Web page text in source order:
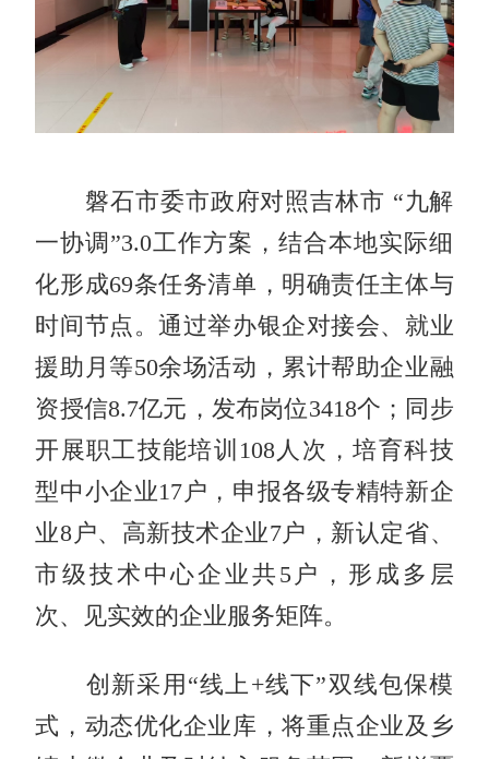
磐石市委市政府对照吉林市 “九解
一协调”3.0工作方案，结合本地实际细
化形成69条任务清单，明确责任主体与
时间节点。通过举办银企对接会、就业
援助月等50余场活动，累计帮助企业融
资授信8.7亿元，发布岗位3418个；同步
开展职工技能培训108人次，培育科技
型中小企业17户，申报各级专精特新企
业8户、高新技术企业7户，新认定省、
市级技术中心企业共5户，形成多层
次、见实效的企业服务矩阵。
创新采用“线上+线下”双线包保模
式，动态优化企业库，将重点企业及乡